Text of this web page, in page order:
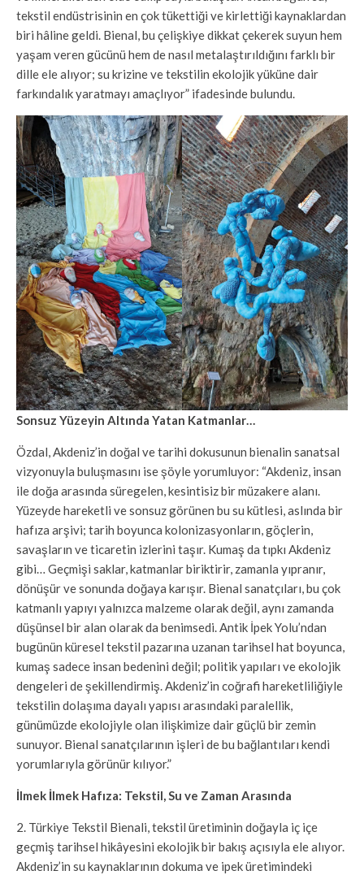
tekstil endüstrisinin en çok tükettiği ve kirlettiği kaynaklardan
biri hâline geldi. Bienal, bu çelişkiye dikkat çekerek suyun hem
yaşam veren gücünü hem de nasıl metalaştırıldığını farklı bir
dille ele alıyor; su krizine ve tekstilin ekolojik yüküne dair
farkındalık yaratmayı amaçlıyor” ifadesinde bulundu.
Sonsuz Yüzeyin Altında Yatan Katmanlar…
Özdal, Akdeniz’in doğal ve tarihi dokusunun bienalin sanatsal
vizyonuyla buluşmasını ise şöyle yorumluyor: “Akdeniz, insan
ile doğa arasında süregelen, kesintisiz bir müzakere alanı.
Yüzeyde hareketli ve sonsuz görünen bu su kütlesi, aslında bir
hafıza arşivi; tarih boyunca kolonizasyonların, göçlerin,
savaşların ve ticaretin izlerini taşır. Kumaş da tıpkı Akdeniz
gibi… Geçmişi saklar, katmanlar biriktirir, zamanla yıpranır,
dönüşür ve sonunda doğaya karışır. Bienal sanatçıları, bu çok
katmanlı yapıyı yalnızca malzeme olarak değil, aynı zamanda
düşünsel bir alan olarak da benimsedi. Antik İpek Yolu’ndan
bugünün küresel tekstil pazarına uzanan tarihsel hat boyunca,
kumaş sadece insan bedenini değil; politik yapıları ve ekolojik
dengeleri de şekillendirmiş. Akdeniz’in coğrafi hareketliliğiyle
tekstilin dolaşıma dayalı yapısı arasındaki paralellik,
günümüzde ekolojiyle olan ilişkimize dair güçlü bir zemin
sunuyor. Bienal sanatçılarının işleri de bu bağlantıları kendi
yorumlarıyla görünür kılıyor.”
İlmek İlmek Hafıza: Tekstil, Su ve Zaman Arasında
2. Türkiye Tekstil Bienali, tekstil üretiminin doğayla iç içe
geçmiş tarihsel hikâyesini ekolojik bir bakış açısıyla ele alıyor.
Akdeniz’in su kaynaklarının dokuma ve ipek üretimindeki